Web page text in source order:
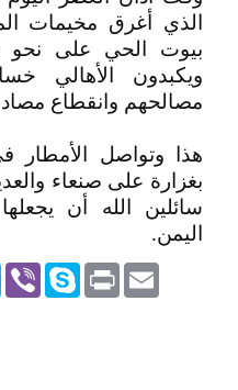
الذي أغرق مخيمات
بيوت الحي على نحو
ويكبدون الأهالي
مصالحهم وانقطاع
هذا وتواصل الأمطار
بغزارة على صنعاء
سائلين الله أن
اليمن.
ViberSkype PrintEmail